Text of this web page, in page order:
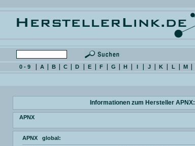
0 - 9 A B C D E F G H I J K L M
Informationen zum Hersteller APNX:
APNX
APNX global: